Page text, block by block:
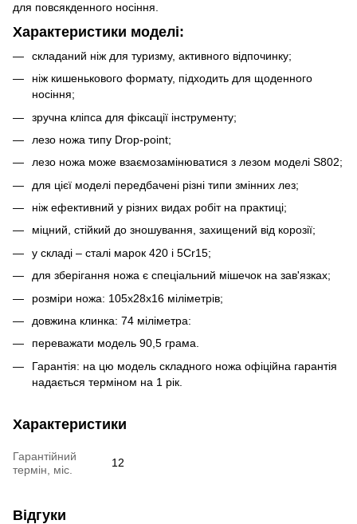
для повсякденного носіння.
Характеристики моделі:
складаний ніж для туризму, активного відпочинку;
ніж кишенькового формату, підходить для щоденного
носіння;
зручна кліпса для фіксації інструменту;
лезо ножа типу Drop-point;
лезо ножа може взаємозамінюватися з лезом моделі S802;
для цієї моделі передбачені різні типи змінних лез;
ніж ефективний у різних видах робіт на практиці;
міцний, стійкий до зношування, захищений від корозії;
у складі – сталі марок 420 і 5Cr15;
для зберігання ножа є спеціальний мішечок на зав'язках;
розміри ножа: 105x28x16 міліметрів;
довжина клинка: 74 міліметра:
переважати модель 90,5 грама.
Гарантія: на цю модель складного ножа офіційна гарантія
надається терміном на 1 рік.
Характеристики
Гарантійний
термін, міс.
12
Відгуки